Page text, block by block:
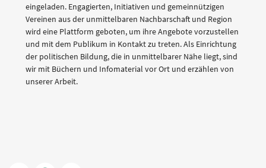
eingeladen. Engagierten, Initiativen und gemeinnützigen
Vereinen aus der unmittelbaren Nachbarschaft und Region
wird eine Plattform geboten, um ihre Angebote vorzustellen
und mit dem Publikum in Kontakt zu treten. Als Einrichtung
der politischen Bildung, die in unmittelbarer Nähe liegt, sind
wir mit Büchern und Infomaterial vor Ort und erzählen von
unserer Arbeit.